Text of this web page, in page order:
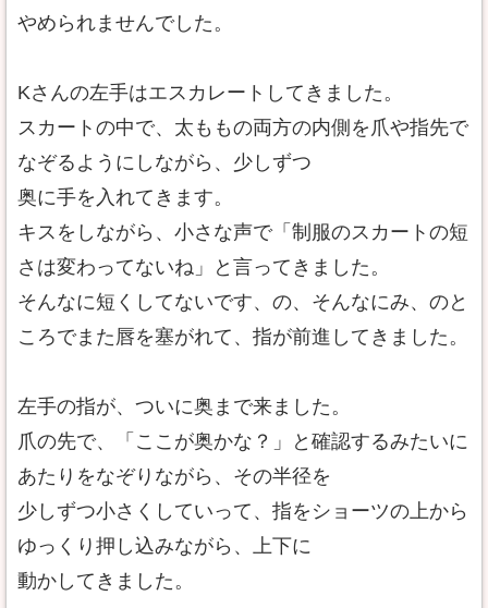
やめられませんでした。
Kさんの左手はエスカレートしてきました。
スカートの中で、太ももの両方の内側を爪や指先で
なぞるようにしながら、少しずつ
奥に手を入れてきます。
キスをしながら、小さな声で「制服のスカートの短
さは変わってないね」と言ってきました。
そんなに短くしてないです、の、そんなにみ、のと
ころでまた唇を塞がれて、指が前進してきました。
左手の指が、ついに奥まで来ました。
爪の先で、「ここが奥かな？」と確認するみたいに
あたりをなぞりながら、その半径を
少しずつ小さくしていって、指をショーツの上から
ゆっくり押し込みながら、上下に
動かしてきました。